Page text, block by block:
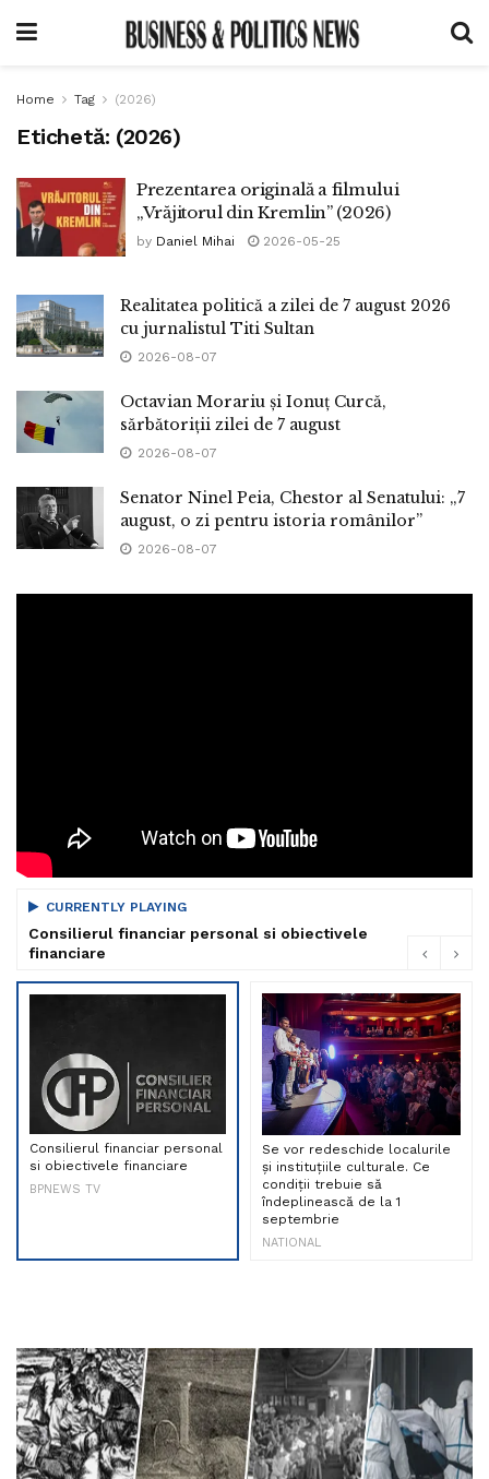
Home Tag (2026)
Etichetă: (2026)
Prezentarea originală a filmului
„Vrăjitorul din Kremlin” (2026)
by Daniel Mihai 2026-05-25
Realitatea politică a zilei de 7 august 2026
cu jurnalistul Titi Sultan
2026-08-07
Octavian Morariu și Ionuț Curcă,
sărbătoriții zilei de 7 august
2026-08-07
Senator Ninel Peia, Chestor al Senatului: „7
august, o zi pentru istoria românilor”
2026-08-07
CURRENTLY PLAYING
Consilierul financiar personal si obiectivele
financiare
Consilierul financiar personal
si obiectivele financiare
BPNEWS TV
Se vor redeschide localurile
și instituțiile culturale. Ce
condiții trebuie să
îndeplinească de la 1
septembrie
NATIONAL